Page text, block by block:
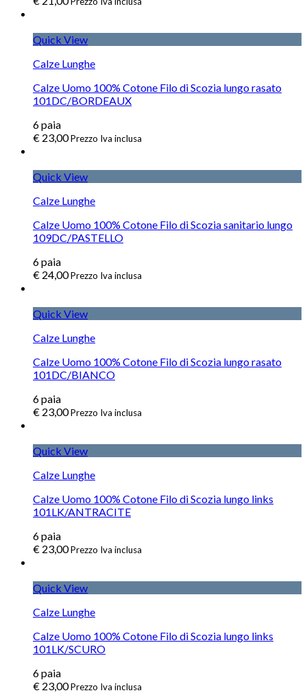
Quick View
Calze Lunghe
Calze Uomo 100% Cotone Filo di Scozia lungo rasato
101DC/BORDEAUX
6paia
€ 23,00Prezzo Iva inclusa
Quick View
Calze Lunghe
Calze Uomo 100% Cotone Filo di Scozia sanitario lungo
109DC/PASTELLO
6paia
€ 24,00Prezzo Iva inclusa
Quick View
Calze Lunghe
Calze Uomo 100% Cotone Filo di Scozia lungo rasato
101DC/BIANCO
6paia
€ 23,00Prezzo Iva inclusa
Quick View
Calze Lunghe
Calze Uomo 100% Cotone Filo di Scozia lungo links
101LK/ANTRACITE
6paia
€ 23,00Prezzo Iva inclusa
Quick View
Calze Lunghe
Calze Uomo 100% Cotone Filo di Scozia lungo links
101LK/SCURO
6paia
€ 23,00Prezzo Iva inclusa